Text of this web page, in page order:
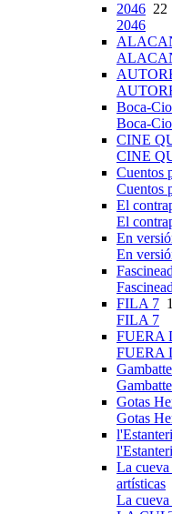
2046 22
2046
Boca-
Boca-
CINE
CINE
Cuentos
Cuentos
El
El
En
En
FILA 7
FILA 7
FUERA
FUERA
Gambatte
Gambatte
Gotas
Gotas
La
artísticas
La